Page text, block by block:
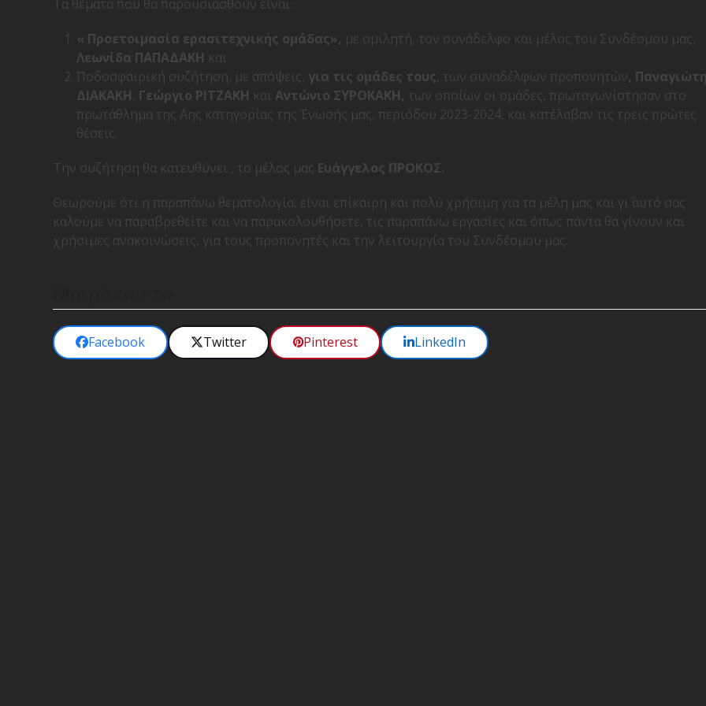
Τα θέματα που θα παρουσιασθούν είναι :
« Προετοιμασία ερασιτεχνικής ομάδας», με ομιλητή, τον συνάδελφο και μέλος του Συνδέσμου μας,
Λεωνίδα ΠΑΠΑΔΑΚΗ και
Ποδοσφαιρική συζήτηση, με απόψεις, για τις ομάδες τους , των συναδέλφων προπονητών, Παναγιώτη
ΔΙΑΚΑΚΗ Γεώργιο ΡΙΤΖΑΚΗ και Αντώνιο ΣΥΡΟΚΑΚΗ, των οποίων οι ομάδες, πρωταγωνίστησαν στο
πρωτάθλημα της Αης κατηγορίας της Ένωσής μας, περιόδου 2023-2024, και κατέλαβαν τις τρεις πρώτες
θέσεις.
Την συζήτηση θα κατευθύνει , το μέλος μας Ευάγγελος ΠΡΟΚΟΣ.
Θεωρούμε ότι η παραπάνω θεματολογία, είναι επίκαιρη και πολύ χρήσιμη για τα μέλη μας και γι΄ αυτό σας
καλούμε να παραβρεθείτε και να παρακολουθήσετε, τις παραπάνω εργασίες και όπως πάντα θα γίνουν και
χρήσιμες ανακοινώσεις, για τους προπονητές και την λειτουργία του Συνδέσμου μας.
Facebook Twitter Pinterest LinkedIn